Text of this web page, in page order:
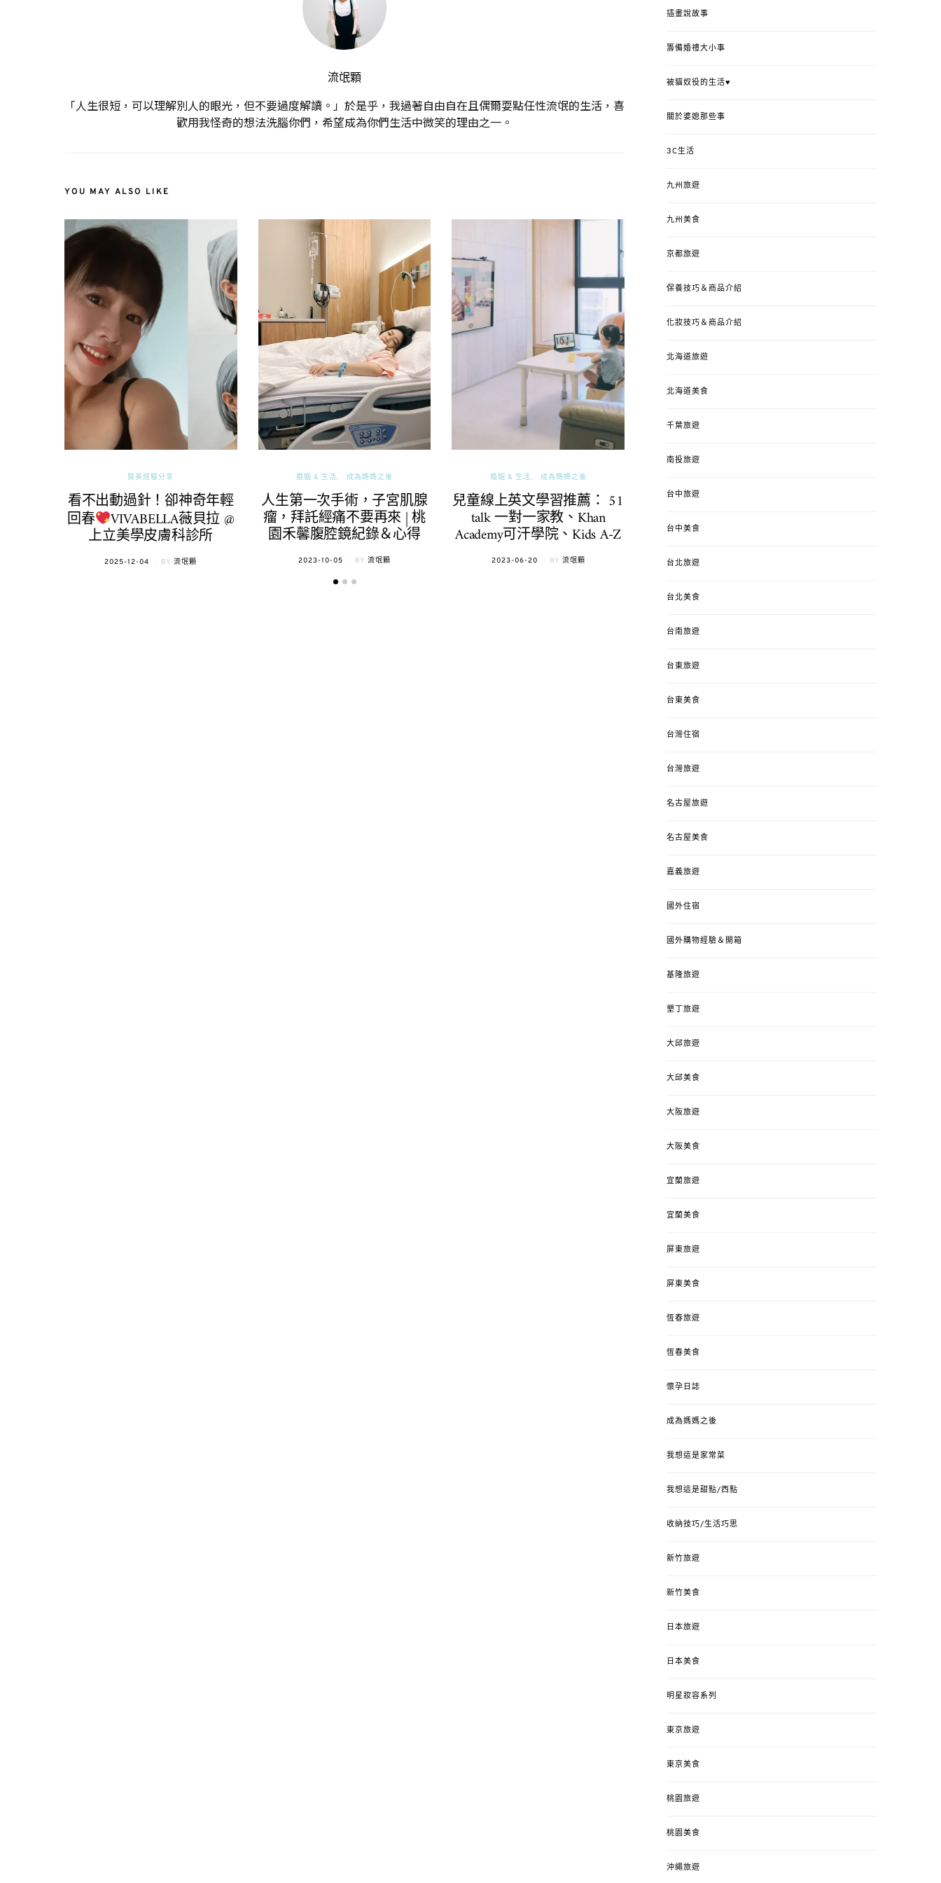
流氓顆
「人生很短，可以理解別人的眼光，但不要過度解讀。」於是乎，我過著自由自在且偶爾耍點任性流氓的生活，喜
歡用我怪奇的想法洗腦你們，希望成為你們生活中微笑的理由之一。
YOU MAY ALSO LIKE
醫美經驗分享
看不出動過針！卻神奇年輕
回春 VIVABELLA薇貝拉 @
上立美學皮膚科診所
POSTED
2025-12-04 BY 流氓顆
婚姻 & 生活 成為媽媽之後
人生第一次手術，子宮肌腺
瘤，拜託經痛不要再來 | 桃
園禾馨腹腔鏡紀錄＆心得
POSTED
2023-10-05 BY 流氓顆
婚姻 & 生活 成為媽媽之後
兒童線上英文學習推薦： 51
talk 一對一家教、Khan
Academy可汗學院、Kids A-Z
POSTED
2023-06-20 BY 流氓顆
4y3m ：視力檢查、練習犯
錯、認識華德福
插畫說故事
籌備婚禮大小事
被貓奴役的生活♥
關於婆媳那些事
3C生活
九州旅遊
九州美食
京都旅遊
保養技巧＆商品介紹
化妝技巧＆商品介紹
北海道旅遊
北海道美食
千葉旅遊
南投旅遊
台中旅遊
台中美食
台北旅遊
台北美食
台南旅遊
台東旅遊
台東美食
台灣住宿
台灣旅遊
名古屋旅遊
名古屋美食
嘉義旅遊
國外住宿
國外購物經驗＆開箱
基隆旅遊
墾丁旅遊
大邱旅遊
大邱美食
大阪旅遊
大阪美食
宜蘭旅遊
宜蘭美食
屏東旅遊
屏東美食
恆春旅遊
恆春美食
懷孕日誌
成為媽媽之後
我想這是家常菜
我想這是甜點/西點
收納技巧/生活巧思
新竹旅遊
新竹美食
日本旅遊
日本美食
明星妝容系列
東京旅遊
東京美食
桃園旅遊
桃園美食
沖繩旅遊